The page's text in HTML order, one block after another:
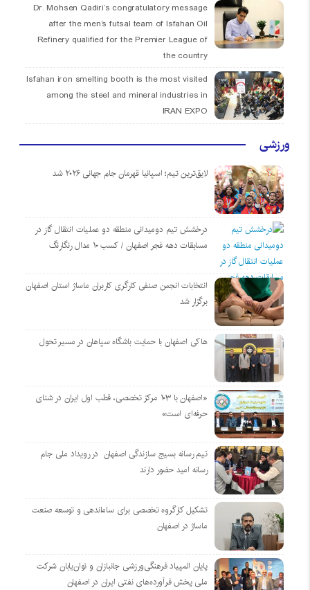
Dr. Mohsen Qadiri’s congratulatory message
after the men’s futsal team of Isfahan Oil
Refinery qualified for the Premier League of
the country
Isfahan iron smelting booth is the most visited
among the steel and mineral industries in
IRAN EXPO
ورزشی
لایق‌ترین تیم؛ اسپانیا قهرمان جام جهانی ۲۰۲۶ شد
درخشش تیم دومیدانی منطقه دو عملیات انتقال گاز در
مسابقات دهه فجر اصفهان / کسب ۱۰ مدال رنگارنگ
انتخابات انجمن صنفی کارگری کاربران ماساژ استان اصفهان
برگزار شد
هاکی اصفهان با حمایت باشگاه سپاهان در مسیر تحول
«اصفهان با ۱۰۳ مرکز تخصصی، قطب اول ایران در شنای
حرفه‌ای است»
تیم رسانه بسیج سازندگی اصفهان در رویداد ملی جام
رسانه امید حضور دارند
تشکیل کارگروه تخصصی برای ساماندهی و توسعه صنعت
ماساژ در اصفهان
پایان المپیاد فرهنگی‌ورزشی جانبازان و توان‌یابان شرکت
ملی پخش فرآورده‌های نفتی ایران در اصفهان